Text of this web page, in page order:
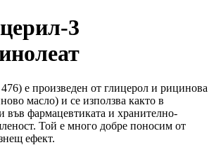
3
е произведен от глицерол и рицинова
масло) и се използва както в
във фармацевтиката и хранително-
Той е много добре поносим от
ефект.